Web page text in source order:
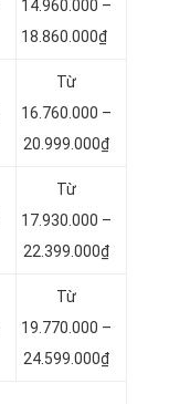
14.960.000 –
18.860.000₫
Từ
16.760.000 –
20.999.000₫
Từ
17.930.000 –
22.399.000₫
Từ
19.770.000 –
24.599.000₫